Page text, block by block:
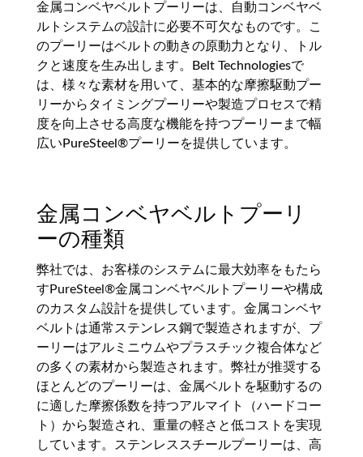
金属コンベヤベルトプーリーは、自動コンベヤベ
ルトシステムの設計に必要不可欠なものです。こ
のプーリーはベルトの動きの原動力となり、トル
クと速度を生み出します。Belt Technologiesで
は、様々な素材を用いて、基本的な摩擦駆動プー
リーからタイミングプーリーや製造プロセスで精
度を向上させる高度な機能を持つプーリーまで幅
広いPureSteel®プーリーを提供しています。
金属コンベヤベルトプーリ
ーの種類
弊社では、お客様のシステムに最大効率をもたら
すPureSteel®金属コンベヤベルトプーリーや構成
のカスタム設計を提供しています。金属コンベヤ
ベルトは通常ステンレス鋼で製造されますが、プ
ーリーはアルミニウムやプラスチック複合体など
の多くの素材から製造されます。弊社が推奨する
ほとんどのプーリーは、金属ベルトを駆動するの
に適した摩擦係数を持つアルマイト（ハードコー
ト）から製造され、重量の軽さと低コストを実現
しています。ステンレススチールプーリーは、高